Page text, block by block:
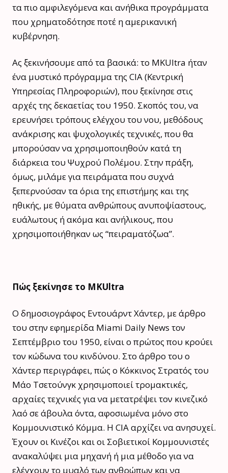
τα πιο αμφιλεγόμενα και ανήθικα προγράμματα
που χρηματοδότησε ποτέ η αμερικανική
κυβέρνηση.
Ας ξεκινήσουμε από τα βασικά: το MKUltra ήταν
ένα μυστικό πρόγραμμα της CIA (Κεντρική
Υπηρεσίας Πληροφοριών), που ξεκίνησε στις
αρχές της δεκαετίας του 1950. Σκοπός του, να
ερευνήσει τρόπους ελέγχου του νου, μεθόδους
ανάκρισης και ψυχολογικές τεχνικές, που θα
μπορούσαν να χρησιμοποιηθούν κατά τη
διάρκεια του Ψυχρού Πολέμου. Στην πράξη,
όμως, μιλάμε για πειράματα που συχνά
ξεπερνούσαν τα όρια της επιστήμης και της
ηθικής, με θύματα ανθρώπους ανυποψίαστους,
ευάλωτους ή ακόμα και ανήλικους, που
χρησιμοποιήθηκαν ως “πειραματόζωα”.
Πώς ξεκίνησε το MKUltra
Ο δημοσιογράφος Εντουάρντ Χάντερ, με άρθρο
του στην εφημερίδα Miami Daily News τον
Σεπτέμβριο του 1950, είναι ο πρώτος που κρούει
τον κώδωνα του κινδύνου. Στο άρθρο του ο
Χάντερ περιγράφει, πώς ο Κόκκινος Στρατός του
Μάο Τσετούνγκ χρησιμοποιεί τρομακτικές,
αρχαίες τεχνικές για να μετατρέψει τον κινεζικό
λαό σε άβουλα όντα, αφοσιωμένα μόνο στο
Κομμουνιστικό Κόμμα. Η CIA αρχίζει να ανησυχεί.
Έχουν οι Κινέζοι και οι Σοβιετικοί Κομμουνιστές
ανακαλύψει μια μηχανή ή μια μέθοδο για να
ελέγχουν το μυαλό των ανθρώπων και να